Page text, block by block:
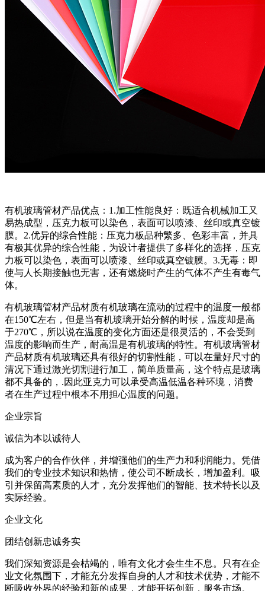
有机玻璃管材产品优点：1.加工性能良好：既适合机械加工又
易热成型，压克力板可以染色，表面可以喷漆、丝印或真空镀
膜。2.优异的综合性能：压克力板品种繁多、色彩丰富，并具
有极其优异的综合性能，为设计者提供了多样化的选择，压克
力板可以染色，表面可以喷漆、丝印或真空镀膜。3.无毒：即
使与人长期接触也无害，还有燃烧时产生的气体不产生有毒气
体。
有机玻璃管材产品材质有机玻璃在流动的过程中的温度一般都
在150℃左右，但是当有机玻璃开始分解的时候，温度却是高
于270℃，所以说在温度的变化方面还是很灵活的，不会受到
温度的影响而生产，耐高温是有机玻璃的特性。有机玻璃管材
产品材质有机玻璃还具有很好的切割性能，可以在量好尺寸的
清况下通过激光切割进行加工，简单质量高，这个特点是玻璃
都不具备的，.因此亚克力可以承受高温低温各种环境，消费
者在生产过程中根本不用担心温度的问题。
企业宗旨
诚信为本以诚待人
成为客户的合作伙伴，并增强他们的生产力和利润能力。凭借
我们的专业技术知识和热情，使公司不断成长，增加盈利。吸
引并保留高素质的人才，充分发挥他们的智能、技术特长以及
实际经验。
企业文化
团结创新忠诚务实
我们深知资源是会枯竭的，唯有文化才会生生不息。只有在企
业文化氛围下，才能充分发挥自身的人才和技术优势，才能不
断吸收外界的经验和新的成果，才能开拓创新，服务市场。